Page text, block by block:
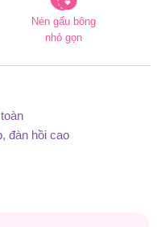
Nén gấu bông
nhỏ gọn
đàn hồi cao